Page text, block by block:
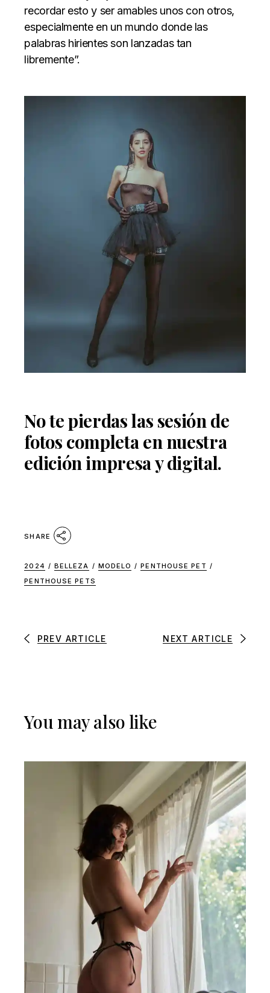
recordar esto y ser amables unos con otros,
especialmente en un mundo donde las
palabras hirientes son lanzadas tan
libremente”.
No te pierdas las sesión de
fotos completa en nuestra
edición impresa y digital.
SHARE
2024 / BELLEZA / MODELO / PENTHOUSE PET /
PENTHOUSE PETS
PREV ARTICLE NEXT ARTICLE
You may also like